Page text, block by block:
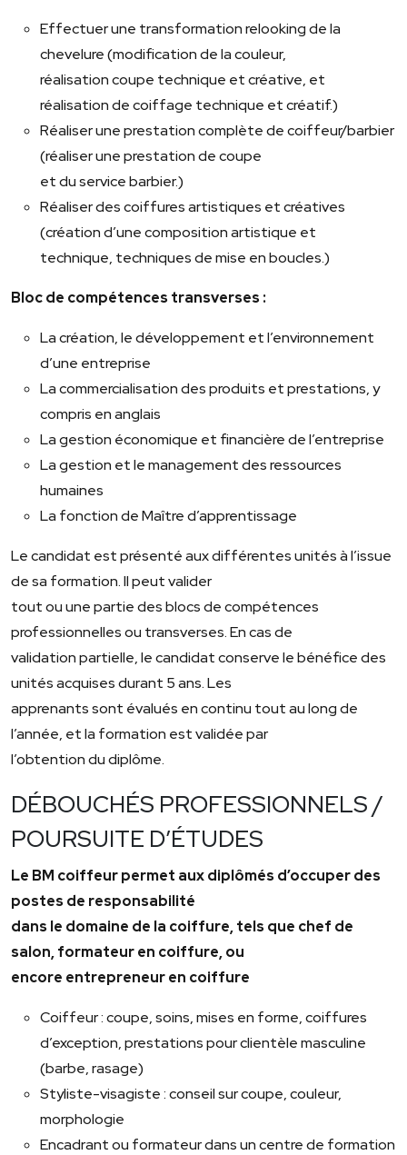
Effectuer une transformation relooking de la
chevelure (modification de la couleur,
réalisation coupe technique et créative, et
réalisation de coiffage technique et créatif.)
Réaliser une prestation complète de coiffeur/barbier
(réaliser une prestation de coupe
et du service barbier.)
Réaliser des coiffures artistiques et créatives
(création d’une composition artistique et
technique, techniques de mise en boucles.)
Bloc de compétences transverses :
La création, le développement et l’environnement
d’une entreprise
La commercialisation des produits et prestations, y
compris en anglais
La gestion économique et financière de l’entreprise
La gestion et le management des ressources
humaines
La fonction de Maître d’apprentissage
Le candidat est présenté aux différentes unités à l’issue
de sa formation. Il peut valider
tout ou une partie des blocs de compétences
professionnelles ou transverses. En cas de
validation partielle, le candidat conserve le bénéfice des
unités acquises durant 5 ans. Les
apprenants sont évalués en continu tout au long de
l’année, et la formation est validée par
l’obtention du diplôme.
DÉBOUCHÉS PROFESSIONNELS /
POURSUITE D’ÉTUDES
Le BM coiffeur permet aux diplômés d’occuper des
postes de responsabilité
dans le domaine de la coiffure, tels que chef de
salon, formateur en coiffure, ou
encore entrepreneur en coiffure
Coiffeur : coupe, soins, mises en forme, coiffures
d’exception, prestations pour clientèle masculine
(barbe, rasage)
Styliste-visagiste : conseil sur coupe, couleur,
morphologie
Encadrant ou formateur dans un centre de formation